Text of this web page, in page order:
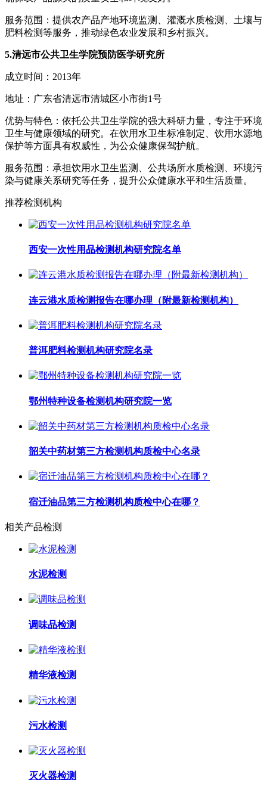
服务范围：提供农产品产地环境监测、灌溉水质检测、土壤与
肥料检测等服务，推动绿色农业发展和乡村振兴。
5.清远市公共卫生学院预防医学研究所
成立时间：2013年
地址：广东省清远市清城区小市街1号
优势与特色：依托公共卫生学院的强大科研力量，专注于环境
卫生与健康领域的研究。在饮用水卫生标准制定、饮用水源地
保护等方面具有权威性，为公众健康保驾护航。
服务范围：承担饮用水卫生监测、公共场所水质检测、环境污
染与健康关系研究等任务，提升公众健康水平和生活质量。
推荐检测机构
西安一次性用品检测机构研究院名单
连云港水质检测报告在哪办理（附最新检测机构）
普洱肥料检测机构研究院名录
鄂州特种设备检测机构研究院一览
韶关中药材第三方检测机构质检中心名录
宿迁油品第三方检测机构质检中心在哪？
相关产品检测
水泥检测
调味品检测
精华液检测
污水检测
灭火器检测